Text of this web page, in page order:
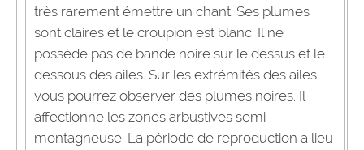
très rarement émettre un chant. Ses plumes
sont claires et le croupion est blanc. Il ne
possède pas de bande noire sur le dessus et le
dessous des ailes. Sur les extrémités des ailes,
vous pourrez observer des plumes noires. Il
affectionne les zones arbustives semi-
montagneuse. La période de reproduction a lieu